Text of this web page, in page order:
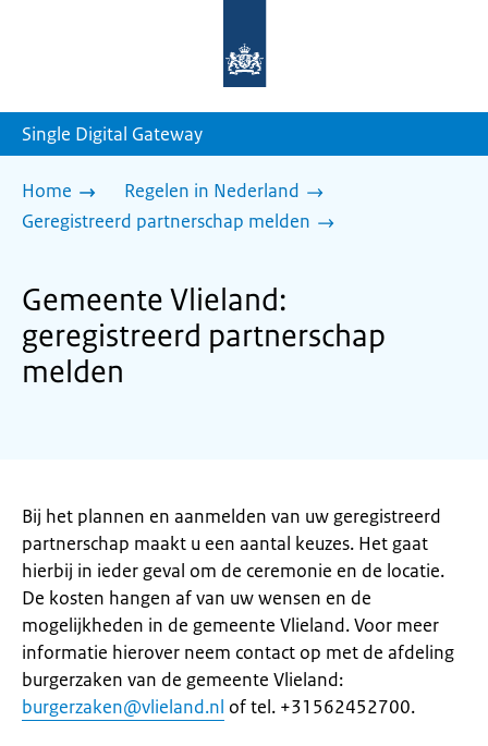
homepage
Single Digital Gateway
Home
Regelen in Nederland
Geregistreerd partnerschap melden
Gemeente Vlieland:
geregistreerd partnerschap
melden
Bij het plannen en aanmelden van uw geregistreerd
partnerschap maakt u een aantal keuzes. Het gaat
hierbij in ieder geval om de ceremonie en de locatie.
De kosten hangen af van uw wensen en de
mogelijkheden in de gemeente Vlieland. Voor meer
informatie hierover neem contact op met de afdeling
burgerzaken van de gemeente Vlieland:
burgerzaken@vlieland.nl of tel. +31562452700.